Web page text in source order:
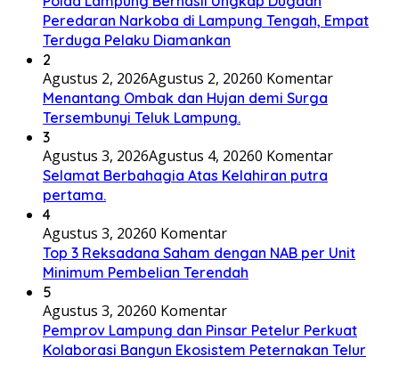
Peredaran Narkoba di Lampung Tengah, Empat
Terduga Pelaku Diamankan
2
Agustus 2, 2026Agustus 2, 20260 Komentar
Menantang Ombak dan Hujan demi Surga
Tersembunyi Teluk Lampung.
3
Agustus 3, 2026Agustus 4, 20260 Komentar
Selamat Berbahagia Atas Kelahiran putra
pertama.
4
Agustus 3, 20260 Komentar
Top 3 Reksadana Saham dengan NAB per Unit
Minimum Pembelian Terendah
5
Agustus 3, 20260 Komentar
Pemprov Lampung dan Pinsar Petelur Perkuat
Kolaborasi Bangun Ekosistem Peternakan Telur